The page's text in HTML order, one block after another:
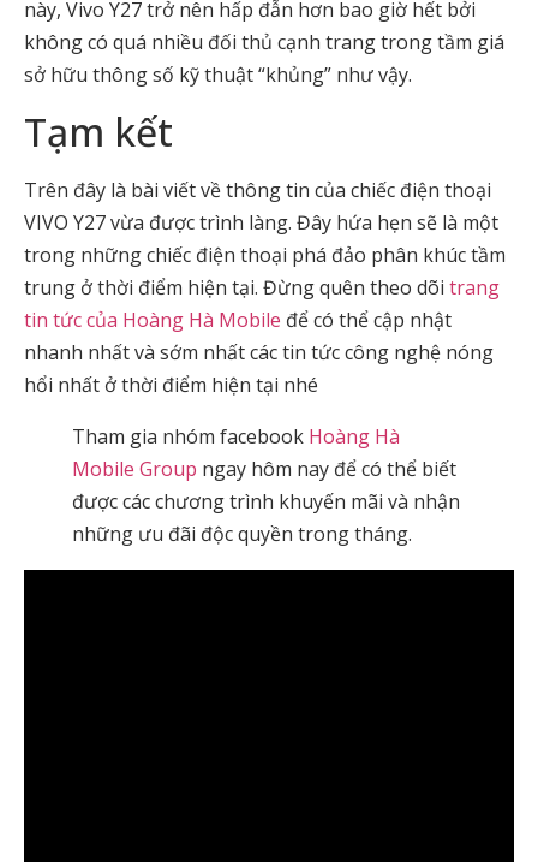
này, Vivo Y27 trở nên hấp đẫn hơn bao giờ hết bởi
không có quá nhiều đối thủ cạnh trang trong tầm giá
sở hữu thông số kỹ thuật “khủng” như vậy.
Tạm kết
Trên đây là bài viết về thông tin của chiếc điện thoại
VIVO Y27 vừa được trình làng. Đây hứa hẹn sẽ là một
trong những chiếc điện thoại phá đảo phân khúc tầm
trung ở thời điểm hiện tại. Đừng quên theo dõi trang
tin tức của Hoàng Hà Mobile để có thể cập nhật
nhanh nhất và sớm nhất các tin tức công nghệ nóng
hổi nhất ở thời điểm hiện tại nhé
Tham gia nhóm facebook Hoàng Hà
Mobile Group ngay hôm nay để có thể biết
được các chương trình khuyến mãi và nhận
những ưu đãi độc quyền trong tháng.